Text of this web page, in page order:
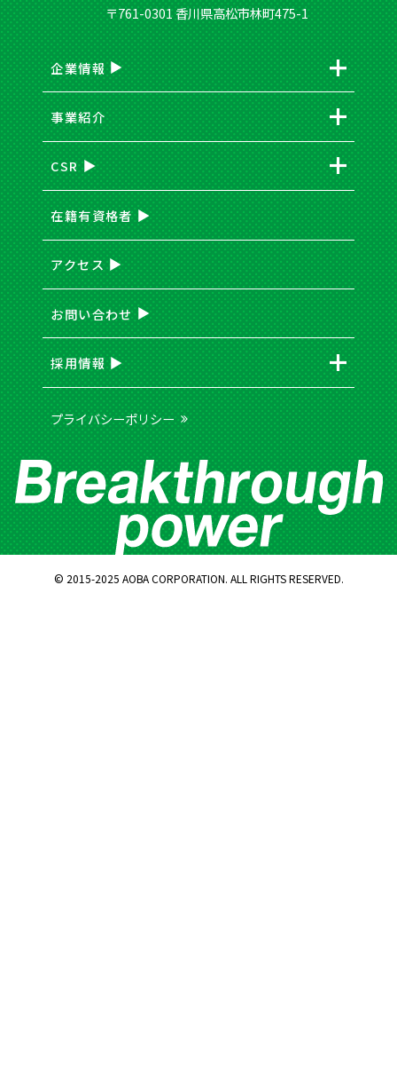
〒761-0301 香川県高松市林町475-1
プライバシーポリシー
企業情報
事業紹介
CSR
在籍有資格者
アクセス
お問い合わせ
採用情報
© 2015-2025 AOBA CORPORATION. ALL RIGHTS RESERVED.